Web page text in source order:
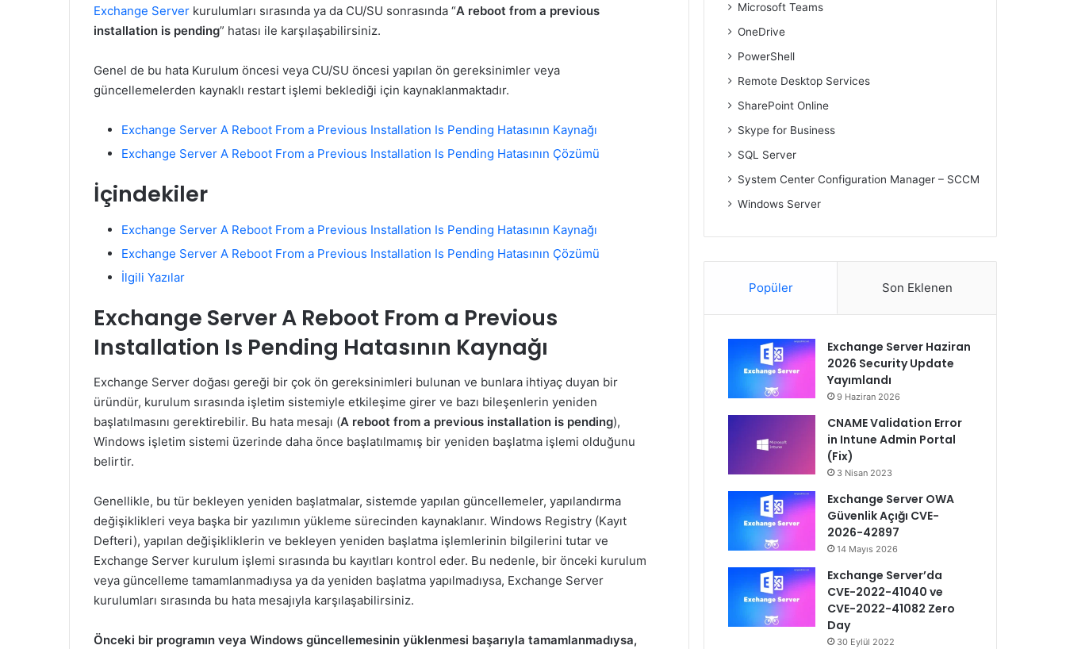
Exchange Server kurulumları sırasında ya da CU/SU sonrasında “A reboot from a previous
installation is pending” hatası ile karşılaşabilirsiniz.
Genel de bu hata Kurulum öncesi veya CU/SU öncesi yapılan ön gereksinimler veya
güncellemelerden kaynaklı restart işlemi beklediği için kaynaklanmaktadır.
Exchange Server A Reboot From a Previous Installation Is Pending Hatasının Kaynağı
Exchange Server A Reboot From a Previous Installation Is Pending Hatasının Çözümü
İçindekiler
Exchange Server A Reboot From a Previous Installation Is Pending Hatasının Kaynağı
Exchange Server A Reboot From a Previous Installation Is Pending Hatasının Çözümü
İlgili Yazılar
Exchange Server A Reboot From a Previous
Installation Is Pending Hatasının Kaynağı
Exchange Server doğası gereği bir çok ön gereksinimleri bulunan ve bunlara ihtiyaç duyan bir
üründür, kurulum sırasında işletim sistemiyle etkileşime girer ve bazı bileşenlerin yeniden
başlatılmasını gerektirebilir. Bu hata mesajı (A reboot from a previous installation is pending),
Windows işletim sistemi üzerinde daha önce başlatılmamış bir yeniden başlatma işlemi olduğunu
belirtir.
Genellikle, bu tür bekleyen yeniden başlatmalar, sistemde yapılan güncellemeler, yapılandırma
değişiklikleri veya başka bir yazılımın yükleme sürecinden kaynaklanır. Windows Registry (Kayıt
Defteri), yapılan değişikliklerin ve bekleyen yeniden başlatma işlemlerinin bilgilerini tutar ve
Exchange Server kurulum işlemi sırasında bu kayıtları kontrol eder. Bu nedenle, bir önceki kurulum
veya güncelleme tamamlanmadıysa ya da yeniden başlatma yapılmadıysa, Exchange Server
kurulumları sırasında bu hata mesajıyla karşılaşabilirsiniz.
Önceki bir programın veya Windows güncellemesinin yüklenmesi başarıyla tamamlanmadıysa,
Microsoft Teams
OneDrive
PowerShell
Remote Desktop Services
SharePoint Online
Skype for Business
SQL Server
System Center Configuration Manager – SCCM
Windows Server
Popüler Son Eklenen
Exchange Server Haziran
2026 Security Update
Yayımlandı
9 Haziran 2026
CNAME Validation Error
in Intune Admin Portal
(Fix)
3 Nisan 2023
Exchange Server OWA
Güvenlik Açığı CVE-
2026-42897
14 Mayıs 2026
Exchange Server’da
CVE-2022-41040 ve
CVE-2022-41082 Zero
Day
30 Eylül 2022